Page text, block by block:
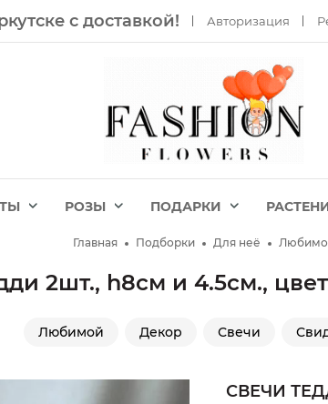
с доставкой! Авторизация
РОЗЫ ПОДАРКИ
Главная Подборки Для неё
2шт., h8см и 4.5см.,
Любимой Декор Свечи
СВЕЧИ